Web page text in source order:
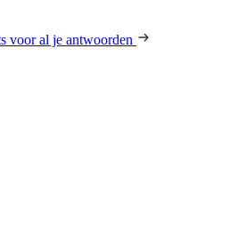
voor al je antwoorden